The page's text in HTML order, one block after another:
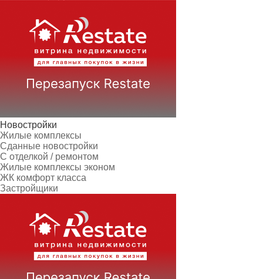
Новостройки
Жилые комплексы
Сданные новостройки
С отделкой / ремонтом
Жилые комплексы эконом
ЖК комфорт класса
Застройщики